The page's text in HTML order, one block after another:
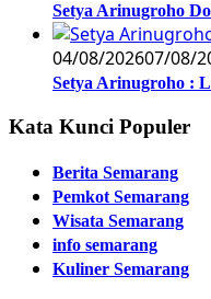
Setya Arinugroho
04/08/202607/08/
Setya Arinugroho :
Kata Kunci Populer
Berita Semarang
Pemkot Semarang
Wisata Semarang
info semarang
Kuliner Semarang